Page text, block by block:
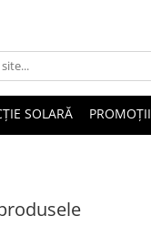
SOLARĂ PROMOȚII